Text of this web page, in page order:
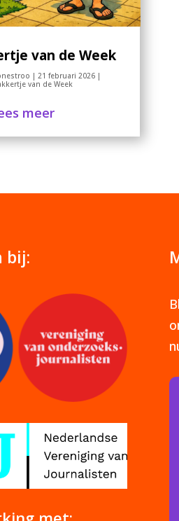
van de Week
| 21 februari 2026|
van de Week
meer
bij: